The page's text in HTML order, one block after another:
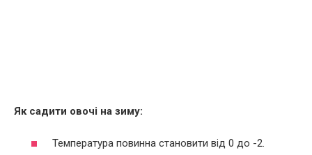
Як садити овочі на зиму:
Температура повинна становити від 0 до -2.